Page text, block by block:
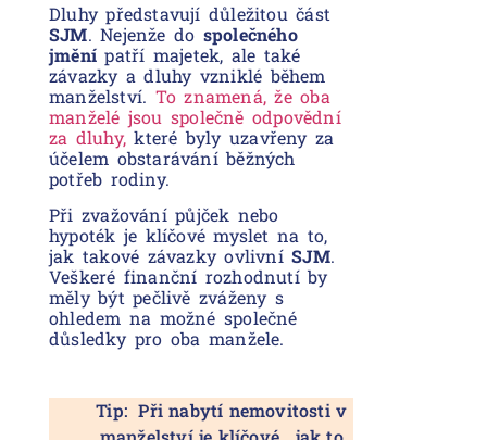
Dluhy představují důležitou část
SJM. Nejenže do společného
jmění patří majetek, ale také
závazky a dluhy vzniklé během
manželství. To znamená, že oba
manželé jsou společně odpovědní
za dluhy, které byly uzavřeny za
účelem obstarávání běžných
potřeb rodiny.
Při zvažování půjček nebo
hypoték je klíčové myslet na to,
jak takové závazky ovlivníSJM.
Veškeré finanční rozhodnutí by
měly být pečlivě zváženy s
ohledem na možné společné
důsledky pro oba manžele.
Tip: Při nabytí nemovitosti v